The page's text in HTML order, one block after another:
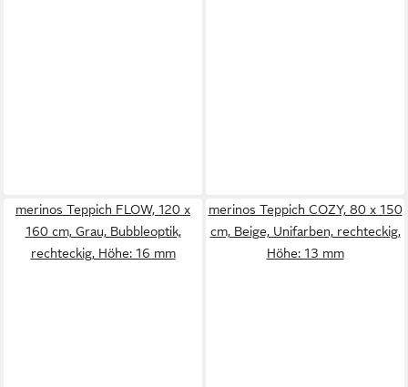
merinos Teppich FLOW, 120 x
160 cm, Grau, Bubbleoptik,
rechteckig, Höhe: 16 mm
merinos Teppich COZY, 80 x 150
cm, Beige, Unifarben, rechteckig,
Höhe: 13 mm